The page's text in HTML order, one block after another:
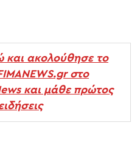
και ακολούθησε το
στο
και μάθε πρώτος